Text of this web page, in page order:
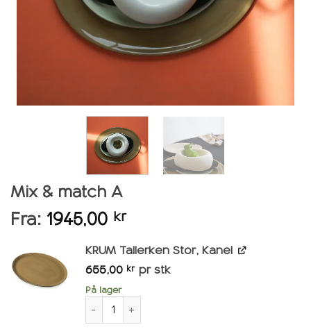
Mix & match A
Fra: 1945,00 kr
KRUM Tallerken Stor, Kanel
655,00 kr pr stk
På lager
KRUM Tallerken Stor, Kanel antall